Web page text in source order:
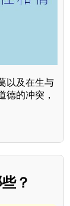
以及在生与
德的冲突，
？